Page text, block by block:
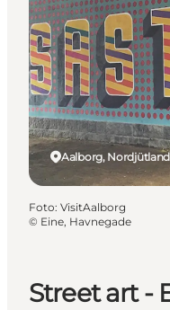
Reiseplanung
Destinationen
Guides
Für Kinder
Street art -
Aalborg, Nordjütland
Foto: VisitAalborg
© Eine, Havnegade